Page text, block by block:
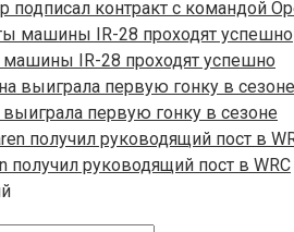
контракт с командой
IR-28 проходят успешно
первую гонку в сезоне
руководящий пост в WRC